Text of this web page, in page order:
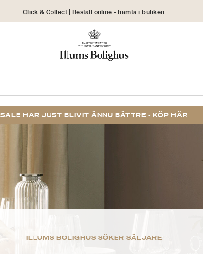
Click & Collect | Beställ online - hämta i butiken
30 dagars returrätt
SALE HAR JUST BLIVIT ÄNNU BÄTTRE - KÖP HÄR
ILLUMS BOLIGHUS SÖKER SÄLJARE